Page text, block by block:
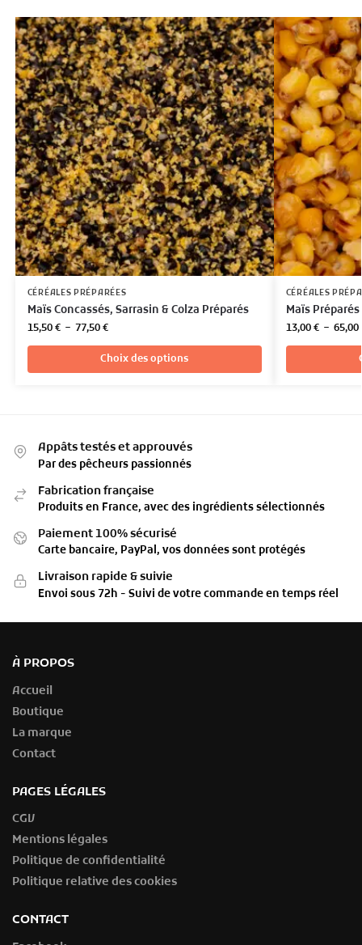
CÉRÉALES PRÉPARÉES
Maïs Concassés, Sarrasin & Colza Préparés
15,50€ – 77,50€
Choix des options
CÉRÉALES
Maïs Préparés
13,00€ – 65,00
Appâts testés et approuvés
Par des pêcheurs passionnés
Fabrication française
Produits en France, avec des ingrédients sélectionnés
Paiement 100% sécurisé
Carte bancaire, PayPal, vos données sont protégés
Livraison rapide & suivie
Envoi sous 72h - Suivi de votre commande en temps réel
À PROPOS
Accueil
Boutique
La marque
Contact
PAGES LÉGALES
CGV
Mentions légales
Politique de confidentialité
Politique relative des cookies
CONTACT